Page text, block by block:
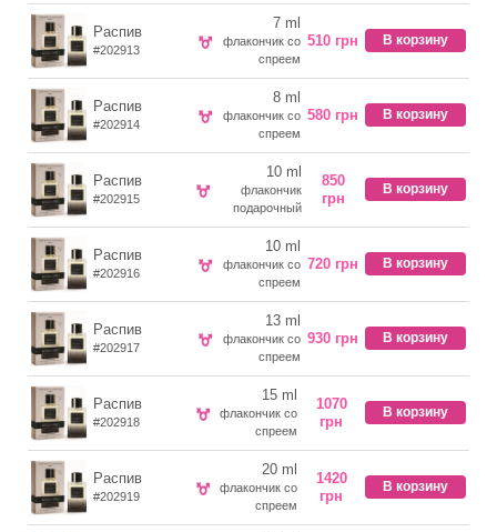
Распив
#202913
7 ml
флакончик со
спреем
510 грн В корзину
Распив
#202914
8 ml
флакончик со
спреем
580 грн В корзину
Распив
#202915
10 ml
флакончик
подарочный
850
грн
В корзину
Распив
#202916
10 ml
флакончик со
спреем
720 грн В корзину
Распив
#202917
13 ml
флакончик со
спреем
930 грн В корзину
Распив
#202918
15 ml
флакончик со
спреем
1070
грн
В корзину
Распив
#202919
20 ml
флакончик со
спреем
1420
грн
В корзину